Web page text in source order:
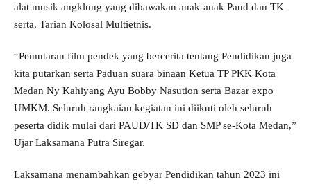
alat musik angklung yang dibawakan anak-anak Paud dan TK
serta, Tarian Kolosal Multietnis.
“Pemutaran film pendek yang bercerita tentang Pendidikan juga
kita putarkan serta Paduan suara binaan Ketua TP PKK Kota
Medan Ny Kahiyang Ayu Bobby Nasution serta Bazar expo
UMKM. Seluruh rangkaian kegiatan ini diikuti oleh seluruh
peserta didik mulai dari PAUD/TK SD dan SMP se-Kota Medan,”
Ujar Laksamana Putra Siregar.
Laksamana menambahkan gebyar Pendidikan tahun 2023 ini